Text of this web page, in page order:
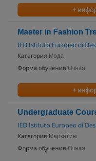
+
Master in Fashion
IED Istituto Europeo di
Категория: Мода
Форма обучения:Очная
+
Undergraduate
IED Istituto Europeo di
Категория: Маркетинг
Форма обучения:Очная